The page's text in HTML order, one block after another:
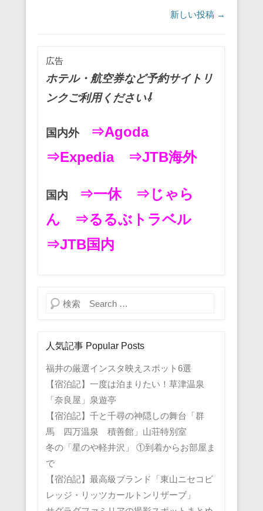
k
a
新しい投稿 →
広告
ホテル・航空券など予約サイトリ
ンクご利用ください⇩
国内外
⇒Agoda
⇒Expedia
⇒JTB海外
国内 ⇒一休
⇒じゃら
ん
⇒るるぶトラベル
⇒JTB国内
検索
人気記事 Popular Posts
福井の厳選インスタ映えスポット6選
【宿泊記】一度は泊まりたい！草津温泉
「奈良屋」泉遊亭
【宿泊記】千と千尋の神隠しの舞台「群
馬 四万温泉 積善館」山荘特別室
冬の「星のや軽井沢」 ①到着からお部屋ま
で
【宿泊記】最高級ブランド「東山ニセコビ
レッジ・リッツカールトンリザーブ」